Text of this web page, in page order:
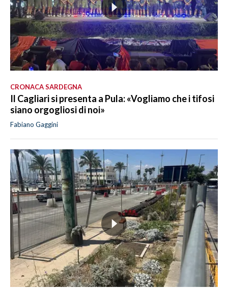
CRONACA SARDEGNA
Il Cagliari si presenta a Pula: «Vogliamo che i tifosi
siano orgogliosi di noi»
Fabiano Gaggini